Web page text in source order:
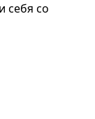
себя со